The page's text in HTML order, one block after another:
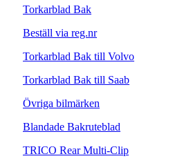
Torkarblad Bak
Beställ via reg.nr
Torkarblad Bak till Volvo
Torkarblad Bak till Saab
Övriga bilmärken
Blandade Bakruteblad
TRICO Rear Multi-Clip